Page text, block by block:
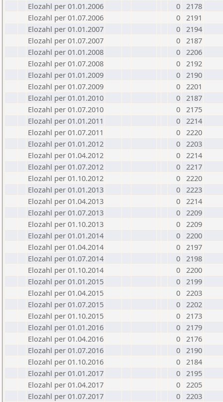
Elozahl per 01.01.2006
0 2178
Elozahl per 01.07.2006
0 2191
Elozahl per 01.01.2007
0 2194
Elozahl per 01.07.2007
0 2187
Elozahl per 01.01.2008
0 2206
Elozahl per 01.07.2008
0 2192
Elozahl per 01.01.2009
0 2190
Elozahl per 01.07.2009
0 2201
Elozahl per 01.01.2010
0 2187
Elozahl per 01.07.2010
0 2175
Elozahl per 01.01.2011
0 2214
Elozahl per 01.07.2011
0 2220
Elozahl per 01.01.2012
0 2203
Elozahl per 01.04.2012
0 2214
Elozahl per 01.07.2012
0 2217
Elozahl per 01.10.2012
0 2220
Elozahl per 01.01.2013
0 2223
Elozahl per 01.04.2013
0 2214
Elozahl per 01.07.2013
0 2209
Elozahl per 01.10.2013
0 2209
Elozahl per 01.01.2014
0 2200
Elozahl per 01.04.2014
0 2197
Elozahl per 01.07.2014
0 2198
Elozahl per 01.10.2014
0 2200
Elozahl per 01.01.2015
0 2199
Elozahl per 01.04.2015
0 2203
Elozahl per 01.07.2015
0 2202
Elozahl per 01.10.2015
0 2173
Elozahl per 01.01.2016
0 2179
Elozahl per 01.04.2016
0 2176
Elozahl per 01.07.2016
0 2190
Elozahl per 01.10.2016
0 2184
Elozahl per 01.01.2017
0 2195
Elozahl per 01.04.2017
0 2205
Elozahl per 01.07.2017
0 2203